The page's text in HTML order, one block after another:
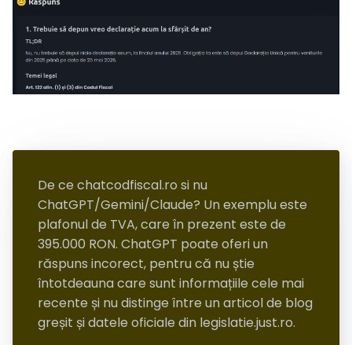
De ce chatcodfiscal.ro si nu
ChatGPT/Gemini/Claude? Un exemplu este
plafonul de TVA, care în prezent este de
395.000 RON. ChatGPT poate oferi un
răspuns incorect, pentru că nu știe
întotdeauna care sunt informațiile cele mai
recente și nu distinge între un articol de blog
greșit și datele oficiale din legislatie.just.ro.